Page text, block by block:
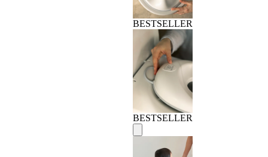
BESTSELLER
BESTSELLER